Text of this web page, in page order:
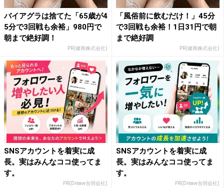
バイアグラは捨てた「65歳が4
5分で3回戦も余裕」980円で
朝まで絶好調！
PR(健商株式会社)
「風俗前に飲むだけ！」45分
で3回戦も余裕！1日31円で朝
まで絶好調
PR(健商株式会社)
SNSアカウントを着実に成
長。実はみんなココ使ってま
す。
PR(Dreaw合同会社)
SNSアカウントを着実に成
長。実はみんなココ使ってま
す。
PR(Dreaw合同会社)